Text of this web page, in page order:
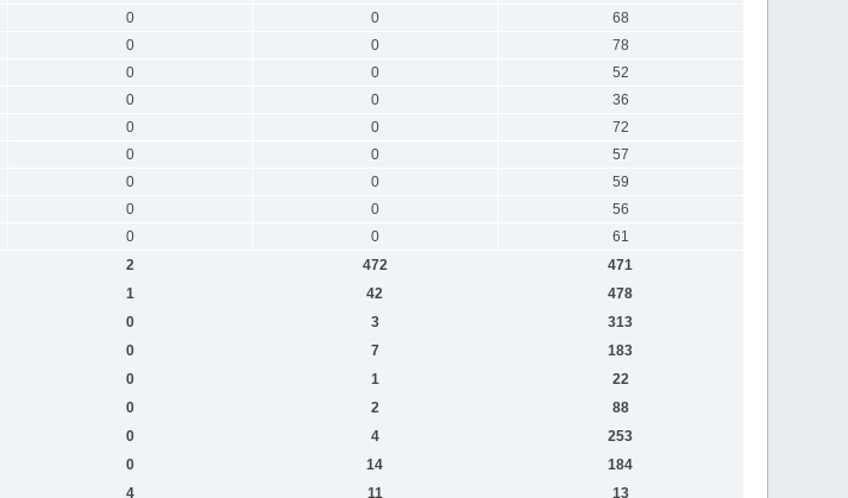
0 0
68
0 0
78
0 0
52
0 0
36
0 0
72
0 0
57
0 0
59
0 0
56
0 0
61
2 472
471
1 42
478
0 3
313
0 7
183
0 1
22
0 2
88
0 4
253
0 14
184
4 11 13